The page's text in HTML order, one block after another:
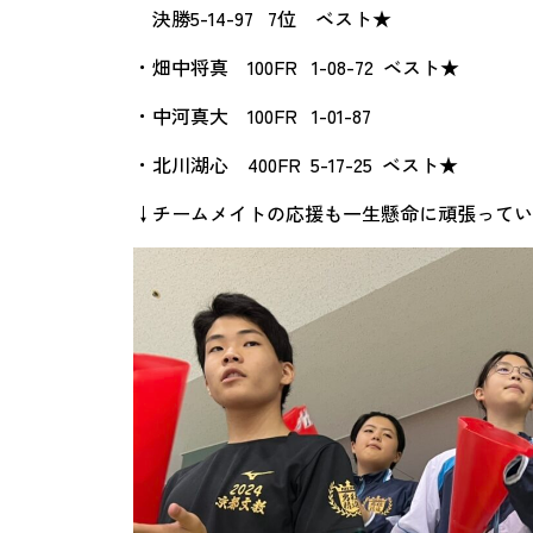
決勝5-14-97 7位 ベスト★
・畑中将真 100FR 1-08-72 ベスト★
・中河真大 100FR 1-01-87
・北川湖心 400FR 5-17-25 ベスト★
↓チームメイトの応援も一生懸命に頑張って